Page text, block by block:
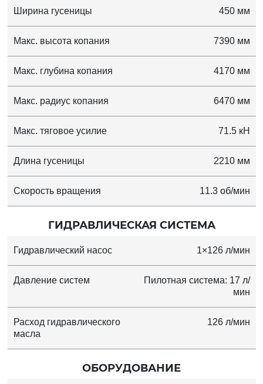
Ширина гусеницы 450 мм
Макс. высота копания 7390 мм
Макс. глубина копания 4170 мм
Макс. радиус копания 6470 мм
Макс. тяговое усилие 71.5 кН
Длина гусеницы 2210 мм
Скорость вращения 11.3 об/мин
ГИДРАВЛИЧЕСКАЯ СИСТЕМА
Гидравлический насос 1×126 л/мин
Давление систем
Пилотная система: 17 л/
мин
Расход гидравлического
масла
126 л/мин
ОБОРУДОВАНИЕ